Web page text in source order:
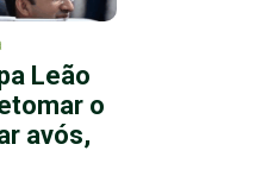
Leão
o
avós,